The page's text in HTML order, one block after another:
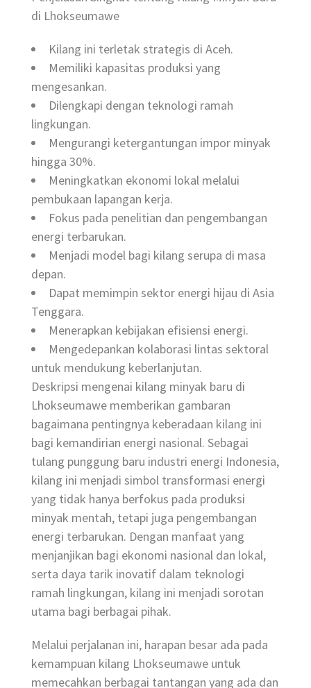
di Lhokseumawe
Kilang ini terletak strategis di Aceh.
Memiliki kapasitas produksi yang
mengesankan.
Dilengkapi dengan teknologi ramah
lingkungan.
Mengurangi ketergantungan impor minyak
hingga 30%.
Meningkatkan ekonomi lokal melalui
pembukaan lapangan kerja.
Fokus pada penelitian dan pengembangan
energi terbarukan.
Menjadi model bagi kilang serupa di masa
depan.
Dapat memimpin sektor energi hijau di Asia
Tenggara.
Menerapkan kebijakan efisiensi energi.
Mengedepankan kolaborasi lintas sektoral
untuk mendukung keberlanjutan.
Deskripsi mengenai kilang minyak baru di
Lhokseumawe memberikan gambaran
bagaimana pentingnya keberadaan kilang ini
bagi kemandirian energi nasional. Sebagai
tulang punggung baru industri energi Indonesia,
kilang ini menjadi simbol transformasi energi
yang tidak hanya berfokus pada produksi
minyak mentah, tetapi juga pengembangan
energi terbarukan. Dengan manfaat yang
menjanjikan bagi ekonomi nasional dan lokal,
serta daya tarik inovatif dalam teknologi
ramah lingkungan, kilang ini menjadi sorotan
utama bagi berbagai pihak.
Melalui perjalanan ini, harapan besar ada pada
kemampuan kilang Lhokseumawe untuk
memecahkan berbagai tantangan yang ada dan